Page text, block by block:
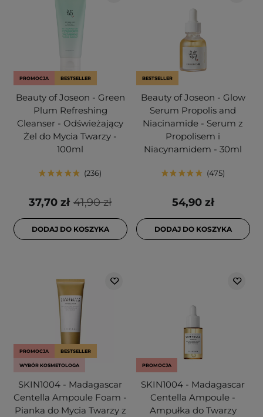
PROMOCJA BESTSELLER
Beauty of Joseon - Green
Plum Refreshing
Cleanser - Odświeżający
Żel do Mycia Twarzy -
100ml
236
41,90 zł
37,70 zł
DODAJ DO KOSZYKA
BESTSELLER
Beauty of Joseon - Glow
Serum Propolis and
Niacinamide - Serum z
Propolisem i
Niacynamidem - 30ml
475
54,90 zł
DODAJ DO KOSZYKA
PROMOCJA BESTSELLER
WYBÓR KOSMETOLOGA
SKIN1004 - Madagascar
Centella Ampoule Foam -
Pianka do Mycia Twarzy z
PROMOCJA
SKIN1004 - Madagascar
Centella Ampoule -
Ampułka do Twarzy